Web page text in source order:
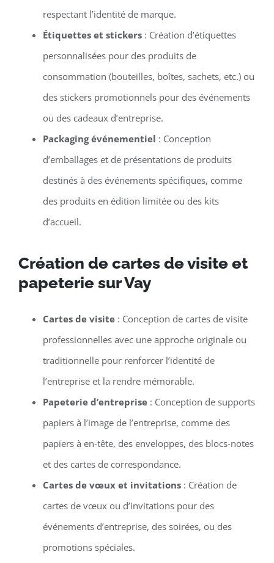
respectant l’identité de marque.
Étiquettes et stickers: Création d’étiquettes
personnalisées pour des produits de
consommation (bouteilles, boîtes, sachets, etc.) ou
des stickers promotionnels pour des événements
ou des cadeaux d’entreprise.
Packaging événementiel : Conception
d’emballages et de présentations de produits
destinés à des événements spécifiques, comme
des produits en édition limitée ou des kits
d’accueil.
Création de cartes de visite et
papeterie sur Vay
Cartes de visite: Conception de cartes de visite
professionnelles avec une approche originale ou
traditionnelle pour renforcer l’identité de
l’entreprise et la rendre mémorable.
Papeterie d’entreprise: Conception de supports
papiers à l’image de l’entreprise, comme des
papiers à en-tête, des enveloppes, des blocs-notes
et des cartes de correspondance.
Cartes de vœux et invitations: Création de
cartes de vœux ou d’invitations pour des
événements d’entreprise, des soirées, ou des
promotions spéciales.